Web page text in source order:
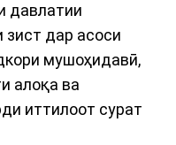
давлатии
зист дар асоси
мушоҳидавӣ,
алоқа ва
иттилоот сурат